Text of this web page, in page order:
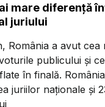
mare diferență
juriului
România a avut cea
publicului și
în finală.
juriilor naționale și